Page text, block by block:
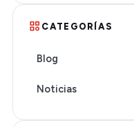
CATEGORÍAS
Blog
Noticias